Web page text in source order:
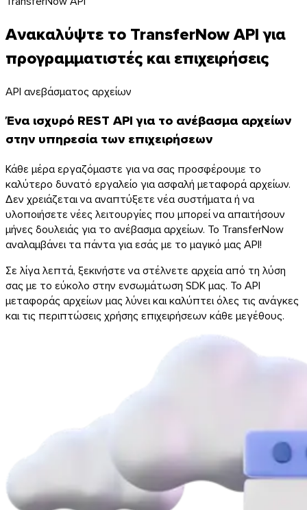
Ανακαλύψτε το TransferNow API για
προγραμματιστές και επιχειρήσεις
API ανεβάσματος αρχείων
Ένα ισχυρό REST API για το ανέβασμα αρχείων
στην υπηρεσία των επιχειρήσεων
Κάθε μέρα εργαζόμαστε για να σας προσφέρουμε το
καλύτερο δυνατό εργαλείο για ασφαλή μεταφορά αρχείων.
Δεν χρειάζεται να αναπτύξετε νέα συστήματα ή να
υλοποιήσετε νέες λειτουργίες που μπορεί να απαιτήσουν
μήνες δουλειάς για το ανέβασμα αρχείων. Το TransferNow
αναλαμβάνει τα πάντα για εσάς με το μαγικό μας API!
Σε λίγα λεπτά, ξεκινήστε να στέλνετε αρχεία από τη λύση
σας με το εύκολο στην ενσωμάτωση SDK μας. Το API
μεταφοράς αρχείων μας λύνει και καλύπτει όλες τις ανάγκες
και τις περιπτώσεις χρήσης επιχειρήσεων κάθε μεγέθους.